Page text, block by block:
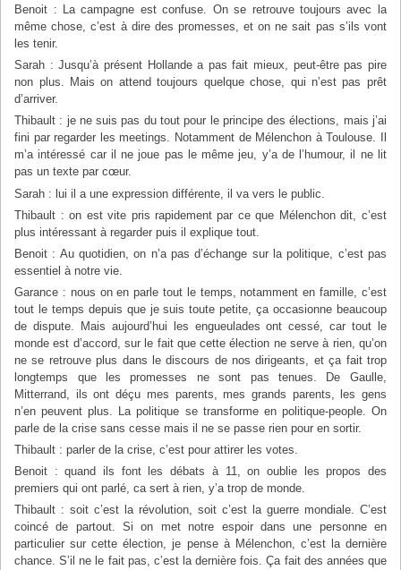
Benoit : La campagne est confuse. On se retrouve toujours avec la
même chose, c’est à dire des promesses, et on ne sait pas s’ils vont
les tenir.
Sarah : Jusqu’à présent Hollande a pas fait mieux, peut-être pas pire
non plus. Mais on attend toujours quelque chose, qui n’est pas prêt
d’arriver.
Thibault : je ne suis pas du tout pour le principe des élections, mais j’ai
fini par regarder les meetings. Notamment de Mélenchon à Toulouse. Il
m’a intéressé car il ne joue pas le même jeu, y’a de l’humour, il ne lit
pas un texte par cœur.
Sarah : lui il a une expression différente, il va vers le public.
Thibault : on est vite pris rapidement par ce que Mélenchon dit, c’est
plus intéressant à regarder puis il explique tout.
Benoit : Au quotidien, on n’a pas d’échange sur la politique, c’est pas
essentiel à notre vie.
Garance : nous on en parle tout le temps, notamment en famille, c’est
tout le temps depuis que je suis toute petite, ça occasionne beaucoup
de dispute. Mais aujourd’hui les engueulades ont cessé, car tout le
monde est d’accord, sur le fait que cette élection ne serve à rien, qu’on
ne se retrouve plus dans le discours de nos dirigeants, et ça fait trop
longtemps que les promesses ne sont pas tenues. De Gaulle,
Mitterrand, ils ont déçu mes parents, mes grands parents, les gens
n’en peuvent plus. La politique se transforme en politique-people. On
parle de la crise sans cesse mais il ne se passe rien pour en sortir.
Thibault : parler de la crise, c’est pour attirer les votes.
Benoit : quand ils font les débats à 11, on oublie les propos des
premiers qui ont parlé, ca sert à rien, y’a trop de monde.
Thibault : soit c’est la révolution, soit c’est la guerre mondiale. C’est
coincé de partout. Si on met notre espoir dans une personne en
particulier sur cette élection, je pense à Mélenchon, c’est la dernière
chance. S’il ne le fait pas, c’est la dernière fois. Ça fait des années que